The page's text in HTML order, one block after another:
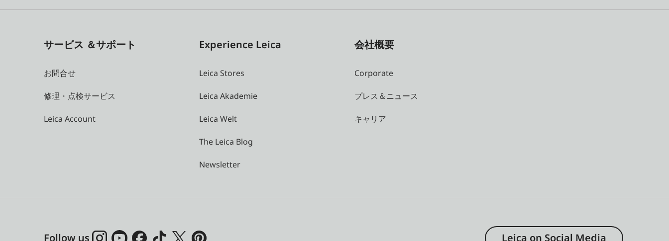
サービス ＆サポート
お問合せ
修理・点検サービス
Leica Account
Experience Leica
Leica Stores
Leica Akademie
Leica Welt
The Leica Blog
Newsletter
会社概要
Corporate
プレス＆ニュース
キャリア
Follow us Leica on Social Media